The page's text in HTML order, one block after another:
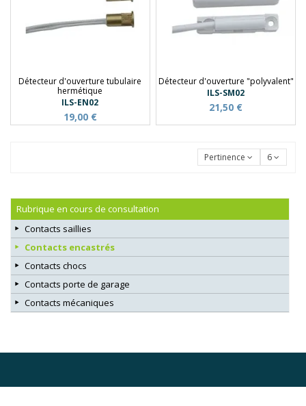
Détecteur d'ouverture tubulaire
hermétique
ILS-EN02
19,00 €
Détecteur d'ouverture "polyvalent"
ILS-SM02
21,50 €
Pertinence 6
Rubrique en cours de consultation
Contacts saillies
Contacts encastrés
Contacts chocs
Contacts porte de garage
Contacts mécaniques